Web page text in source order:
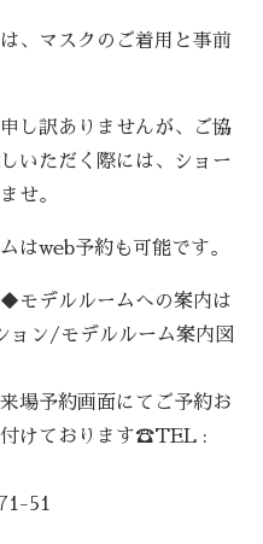
、マスクのご着用と事前
し訳ありませんが、ご協
いただく際には、ショー
せ。
はweb予約も可能です。
モデルルームへの案内は
ン/モデルルーム案内図
場予約画面にてご予約お
付けております☎TEL :
51